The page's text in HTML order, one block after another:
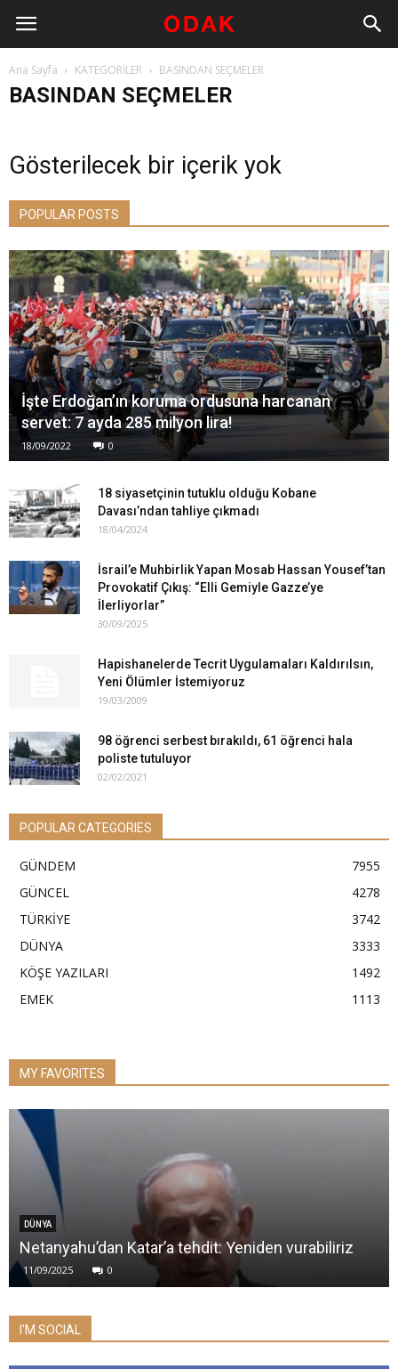
Ana Sayfa KATEGORİLER BASINDAN SEÇMELER
BASINDAN SEÇMELER
Gösterilecek bir içerik yok
POPULAR POSTS
İşte Erdoğan’ın koruma ordusuna harcanan
servet: 7 ayda 285 milyon lira!
18/09/2022 0
18 siyasetçinin tutuklu olduğu Kobane
Davası’ndan tahliye çıkmadı
18/04/2024
İsrail’e Muhbirlik Yapan Mosab Hassan Yousef’tan
Provokatif Çıkış: “Elli Gemiyle Gazze’ye
İlerliyorlar”
30/09/2025
Hapishanelerde Tecrit Uygulamaları Kaldırılsın,
Yeni Ölümler İstemiyoruz
19/03/2009
98 öğrenci serbest bırakıldı, 61 öğrenci hala
poliste tutuluyor
02/02/2021
POPULAR CATEGORIES
GÜNDEM
7955
GÜNCEL
4278
TÜRKİYE
3742
DÜNYA
3333
KÖŞE YAZILARI
1492
EMEK
1113
MY FAVORITES
DÜNYA
Netanyahu’dan Katar’a tehdit: Yeniden vurabiliriz
11/09/2025 0
I'M SOCIAL